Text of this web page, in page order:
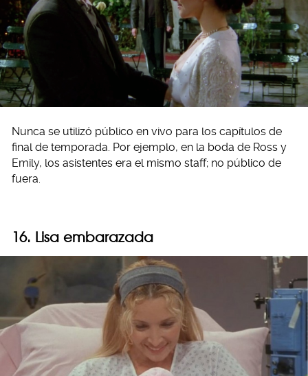
Nunca se utilizó público en vivo para los capítulos de
final de temporada. Por ejemplo, en la boda de Ross y
Emily, los asistentes era el mismo staff; no público de
fuera.
16. Lisa embarazada